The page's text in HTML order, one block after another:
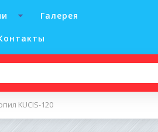
Галерея
KUCIS-120